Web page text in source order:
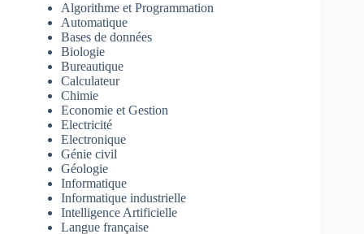
Algorithme et Programmation
Automatique
Bases de données
Biologie
Bureautique
Calculateur
Chimie
Economie et Gestion
Electricité
Electronique
Génie civil
Géologie
Informatique
Informatique industrielle
Intelligence Artificielle
Langue française